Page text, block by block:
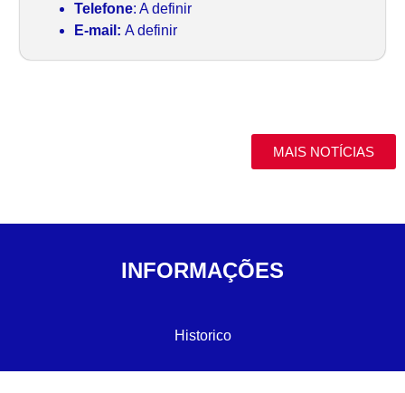
Telefone: A definir
E-mail: A definir
MAIS NOTÍCIAS
INFORMAÇÕES
Historico